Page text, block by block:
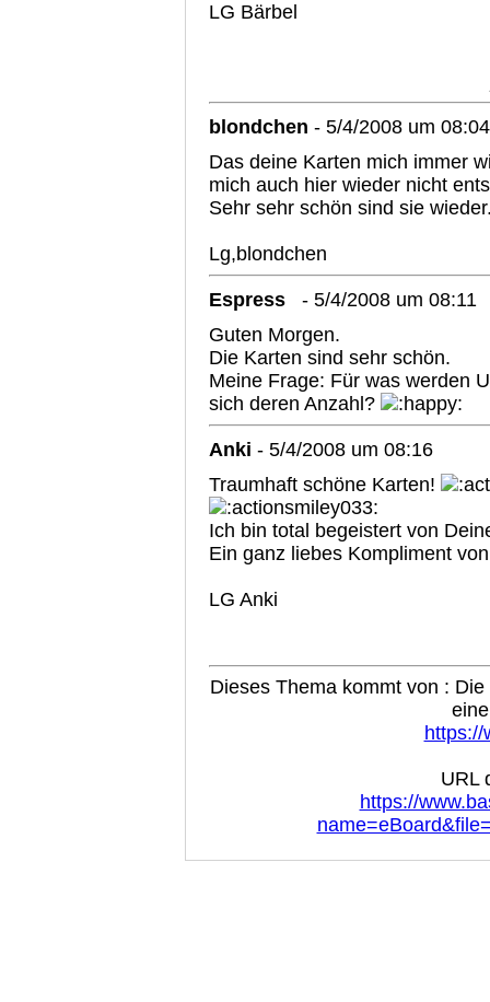
LG Bärbel
blondchen - 5/4/2008 um 08:04
Das deine Karten mich immer
mich auch hier wieder nicht
Sehr sehr schön sind sie
Lg,blondchen
Espress
- 5/4/2008 um 08:11
Guten Morgen.
Die Karten sind sehr schön.
Meine Frage: Für was werden
sich deren Anzahl?
Anki - 5/4/2008 um 08:16
Traumhaft schöne Karten!
Ich bin total begeistert von
Ein ganz liebes Kompliment
LG Anki
Dieses Thema kommt von :
https://
URL
https://